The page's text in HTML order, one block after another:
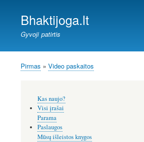
Bhaktijoga.lt
Gyvoji patirtis
Kelias
Pirmas Video paskaitos
meniu
Kas naujo?
Visi įrašai
Parama
Paslaugos
Mūsų išleistos knygos